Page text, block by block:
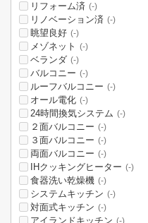
リフォーム済 (-)
リノベーション済 (-)
眺望良好 (-)
メゾネット (-)
ベランダ (-)
バルコニー (-)
ルーフバルコニー (-)
オール電化 (-)
24時間換気システム (-)
２面バルコニー (-)
３面バルコニー (-)
両面バルコニー (-)
IHクッキングヒーター (-)
食器洗い乾燥機 (-)
システムキッチン (-)
対面式キッチン (-)
アイランドキッチン (-)